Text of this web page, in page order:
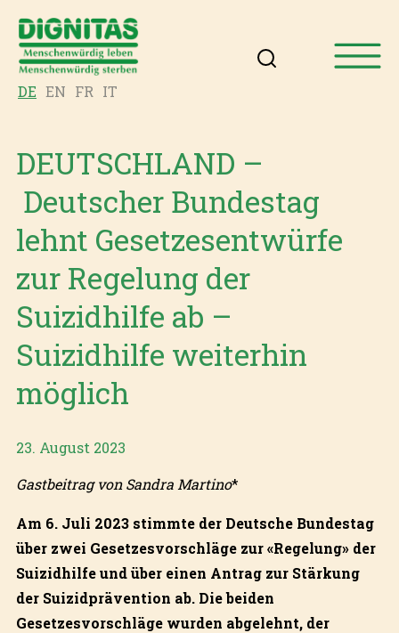
DE EN FR IT
DEUTSCHLAND –
Deutscher Bundestag
lehnt Gesetzesentwürfe
zur Regelung der
Suizidhilfe ab –
Suizidhilfe weiterhin
möglich
23. August 2023
Gastbeitrag von Sandra Martino*
Am 6. Juli 2023 stimmte der Deutsche Bundestag
über zwei Gesetzesvorschläge zur «Regelung» der
Suizidhilfe und über einen Antrag zur Stärkung
der Suizidprävention ab. Die beiden
Gesetzesvorschläge wurden abgelehnt, der